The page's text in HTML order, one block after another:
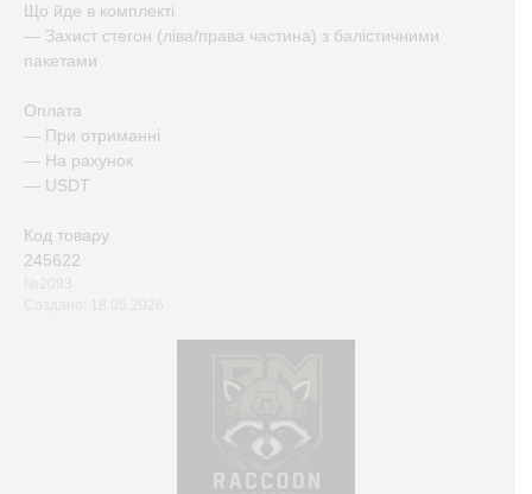
Що йде в комплекті
— Захист стегон (ліва/права частина) з балістичними
пакетами
Оплата
— При отриманні
— На рахунок
— USDT
Код товару
245622